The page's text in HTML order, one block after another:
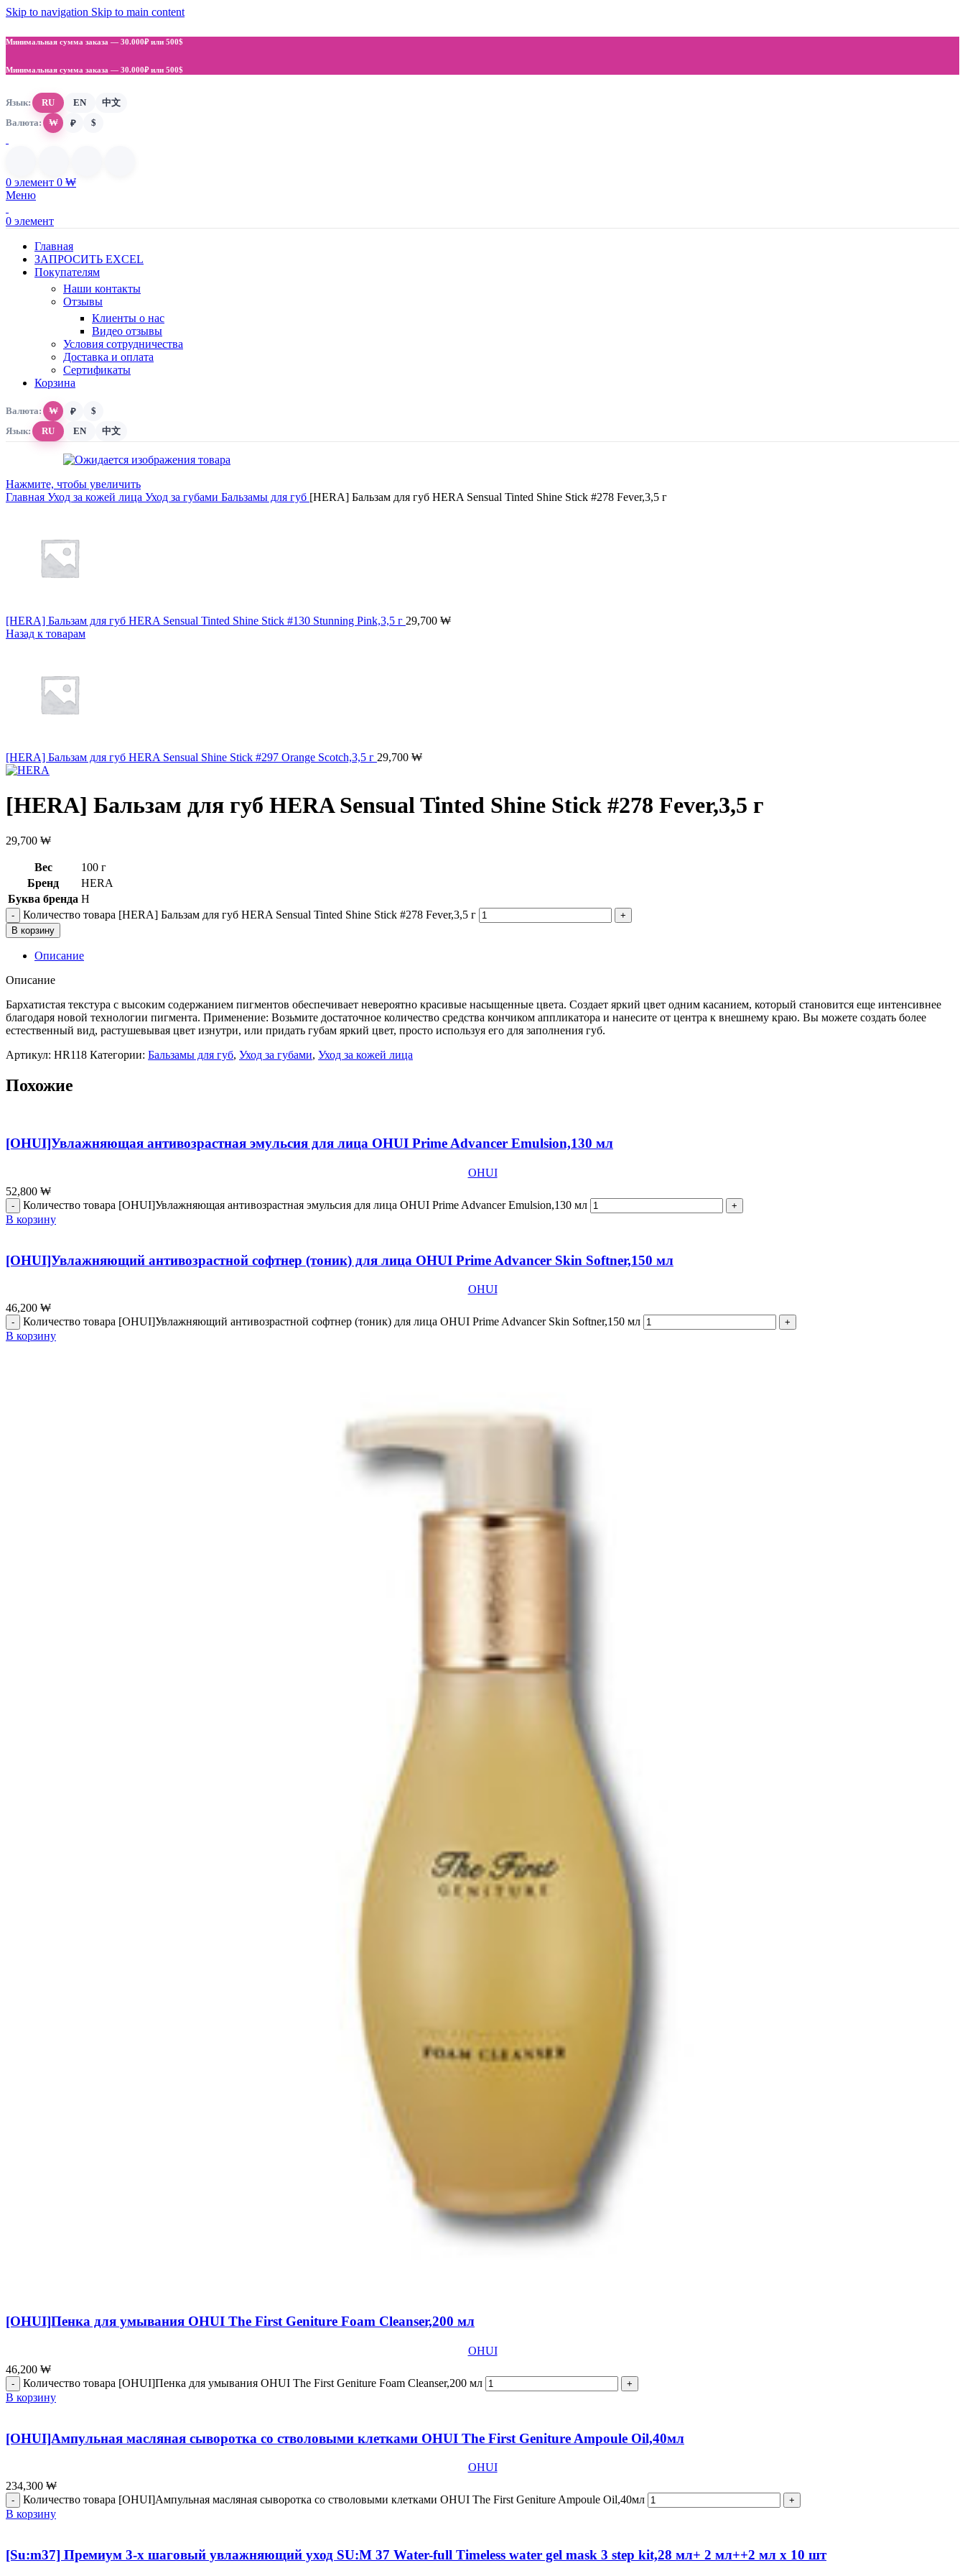
Skip to navigation Skip to main content
Минимальная сумма заказа — 30.000₽ или 500$
Минимальная сумма заказа — 30.000₽ или 500$
Язык: RU EN
中文
Валюта:
₩ ₽ $
0 элемент 0 ₩
Меню
0 элемент
Главная
ЗАПРОСИТЬ EXCEL
Покупателям
Наши контакты
Отзывы
Клиенты о нас
Видео отзывы
Условия сотрудничества
Доставка и оплата
Сертификаты
Корзина
Валюта: ₩ ₽
$
Язык:
RU EN 中文
Нажмите, чтобы увеличить
Главная Уход за кожей лица Уход за губами Бальзамы для губ [HERA] Бальзам для губ HERA Sensual Tinted Shine Stick #278 Fever,3,5 г
[HERA] Бальзам для губ HERA Sensual Tinted Shine Stick #130 Stunning Pink,3,5 г 29,700 ₩
Назад к товарам
[HERA] Бальзам для губ HERA Sensual Shine Stick #297 Orange Scotch,3,5 г 29,700 ₩
[HERA] Бальзам для губ HERA Sensual Tinted Shine Stick #278 Fever,3,5 г
29,700 ₩
Вес
100 г
Бренд
HERA
Буква бренда H
Количество товара [HERA] Бальзам для губ HERA Sensual Tinted Shine Stick #278 Fever,3,5 г
В корзину
Описание
Описание
Бархатистая текстура с высоким содержанием пигментов обеспечивает невероятно красивые насыщенные цвета. Создает яркий цвет одним касанием, который становится еще интенсивнее
благодаря новой технологии пигмента. Применение: Возьмите достаточное количество средства кончиком аппликатора и нанесите от центра к внешнему краю. Вы можете создать более
естественный вид, растушевывая цвет изнутри, или придать губам яркий цвет, просто используя его для заполнения губ.
Артикул: HR118 Категории: Бальзамы для губ, Уход за губами, Уход за кожей лица
Похожие
[OHUI]Увлажняющая антивозрастная эмульсия для лица OHUI Prime Advancer Emulsion,130 мл
OHUI
52,800 ₩
Количество товара [OHUI]Увлажняющая антивозрастная эмульсия для лица OHUI Prime Advancer Emulsion,130 мл
В корзину
[OHUI]Увлажняющий антивозрастной софтнер (тоник) для лица ОHUI Prime Advancer Skin Softner,150 мл
OHUI
46,200 ₩
Количество товара [OHUI]Увлажняющий антивозрастной софтнер (тоник) для лица ОHUI Prime Advancer Skin Softner,150 мл
В корзину
[OHUI]Пенка для умывания OHUI The First Geniture Foam Cleanser,200 мл
OHUI
46,200 ₩
Количество товара [OHUI]Пенка для умывания OHUI The First Geniture Foam Cleanser,200 мл
В корзину
[OHUI]Ампульная масляная сыворотка со стволовыми клетками OHUI The First Geniture Ampoule Oil,40мл
OHUI
234,300 ₩
Количество товара [OHUI]Ампульная масляная сыворотка со стволовыми клетками OHUI The First Geniture Ampoule Oil,40мл
В корзину
[Su:m37] Премиум 3-х шаговый увлажняющий уход SU:M 37 Water-full Timeless water gel mask 3 step kit,28 мл+ 2 мл++2 мл x 10 шт